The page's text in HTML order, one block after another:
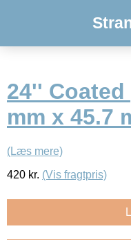
24'' Coated
mm x 45.7
(Læs mere)
420 kr. (Vis fragtpris)